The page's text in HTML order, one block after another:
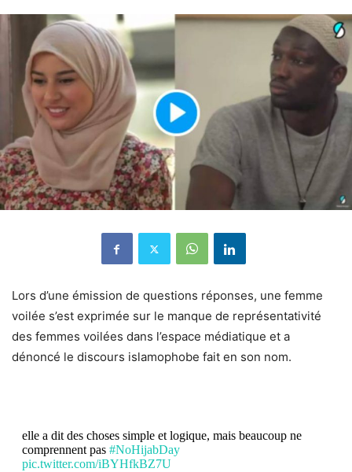
Lors d’une émission de questions réponses, une femme
voilée s’est exprimée sur le manque de représentativité
des femmes voilées dans l’espace médiatique et a
dénoncé le discours islamophobe fait en son nom.
elle a dit des choses simple et logique, mais beaucoup ne
comprennent pas #NoHijabDay
pic.twitter.com/iBYHfkBZ7U